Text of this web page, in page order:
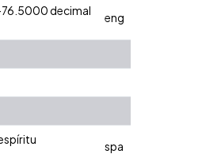
76.5000 decimal
eng
spa